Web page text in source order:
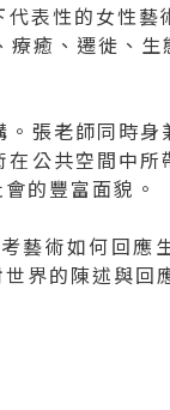
表性的女性藝
癒、遷徙、
張老師同時
公共空間中
的豐富面貌。
藝術如何回應
界的陳述與回